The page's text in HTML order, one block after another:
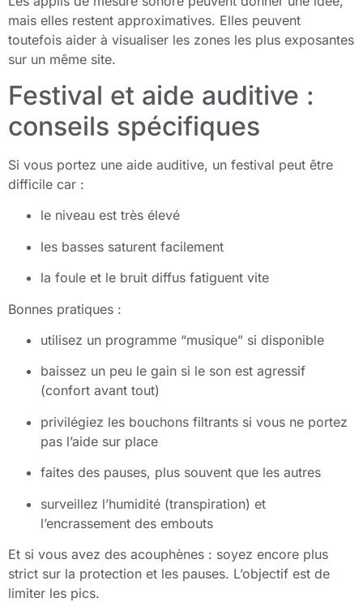
mais elles restent approximatives. Elles peuvent
toutefois aider à visualiser les zones les plus exposantes
sur un même site.
Festival et aide auditive :
conseils spécifiques
Si vous portez une aide auditive, un festival peut être
difficile car :
le niveau est très élevé
les basses saturent facilement
la foule et le bruit diffus fatiguent vite
Bonnes pratiques :
utilisez un programme “musique” si disponible
baissez un peu le gain si le son est agressif
(confort avant tout)
privilégiez les bouchons filtrants si vous ne portez
pas l’aide sur place
faites des pauses, plus souvent que les autres
surveillez l’humidité (transpiration) et
l’encrassement des embouts
Et si vous avez des acouphènes : soyez encore plus
strict sur la protection et les pauses. L’objectif est de
limiter les pics.